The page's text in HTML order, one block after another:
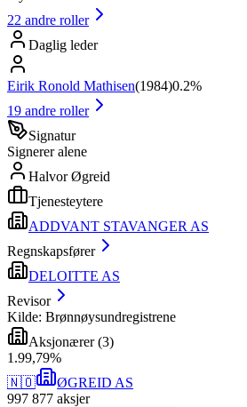
22 andre roller
Daglig leder
Eirik Ronold Mathisen(1984)0.2%
19 andre roller
Signatur
Signerer alene
Halvor Øgreid
Tjenesteytere
ADDVANT STAVANGER AS
Regnskapsfører
DELOITTE AS
Revisor
Kilde: Brønnøysundregistrene
Aksjonærer(3)
1 .99,79%
🇳🇴
ØGREID AS
997 877 aksjer